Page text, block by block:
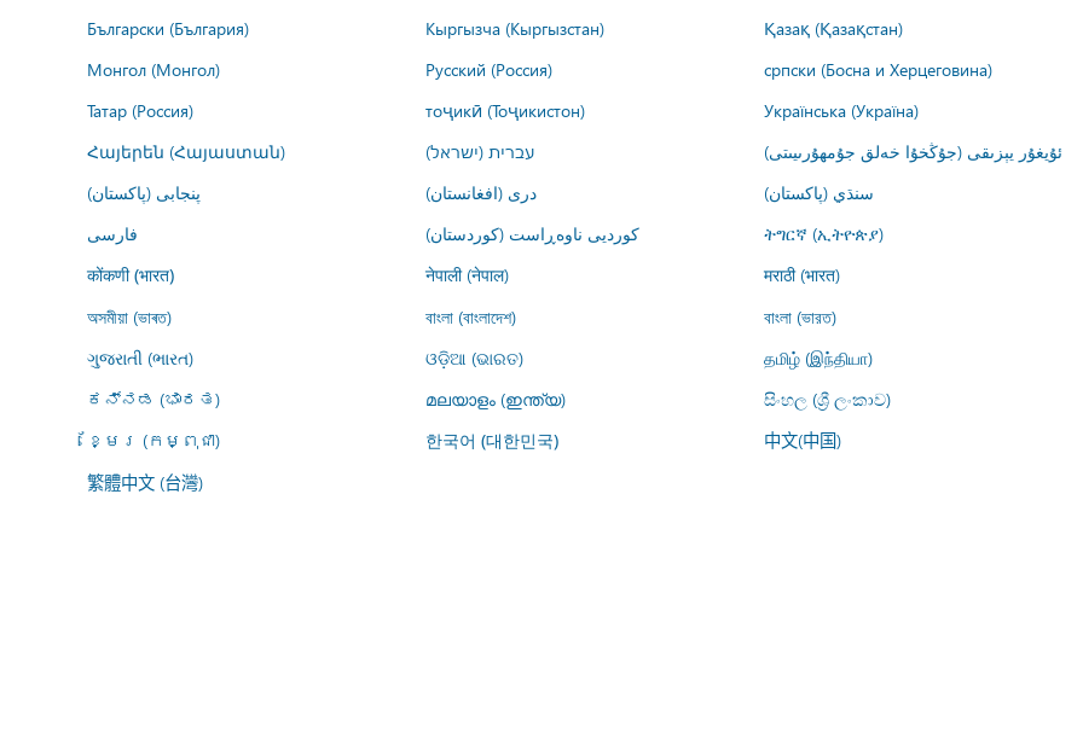
Български (България)
Кыргызча (Кыргызстан) Қазақ (Қазақстан)
Монгол (Монгол)
Русский (Россия) српски (Босна и Херцеговина)
Татар (Россия)
тоҷикӣ (Тоҷикистон) Українська (Україна)
Հայերեն (Հայաստան)
עברית (ישראל) ئۇيغۇر يېزىقى (جۇڭخۇا خەلق جۇمھۇرىيىتى)
پنجابی (پاکستان)
درى (افغانستان) سنڌي (پاکستان)
فارسى
کوردیی ناوەڕاست (کوردستان) ትግርኛ (ኢትዮጵያ)
कोंकणी (भारत) नेपाली (नेपाल) मराठी (भारत)
অসমীয়া (ভাৰত) বাংলা (বাংলাদেশ) বাংলা (ভারত)
ગુજરાતી (ભારત)
ଓଡ଼ିଆ (ଭାରତ) தமிழ் (இந்தியா)
ಕನ್ನಡ (ಭಾರತ)
മലയാളം (ഇന്ത്യ) සිංහල (ශ්‍රී ලංකාව)
ខ្មែរ (កម្ពុជា)
한국어 (대한민국) 中文(中国)
繁體中文 (台灣)